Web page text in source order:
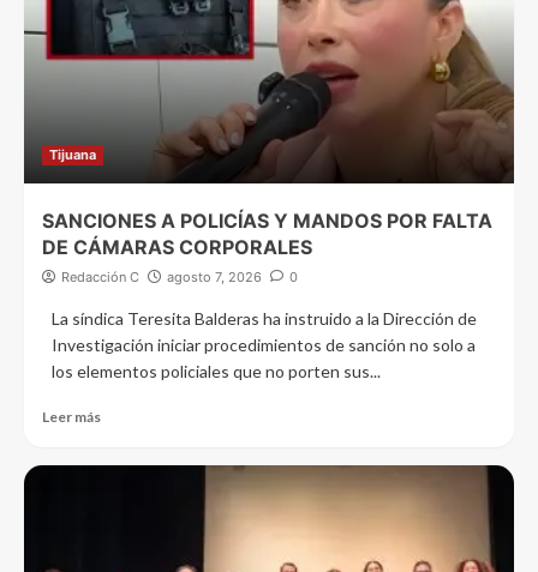
Tijuana
SANCIONES A POLICÍAS Y MANDOS POR FALTA
DE CÁMARAS CORPORALES
Redacción C agosto 7, 2026 0
La síndica Teresita Balderas ha instruido a la Dirección de
Investigación iniciar procedimientos de sanción no solo a
los elementos policiales que no porten sus...
Leer más